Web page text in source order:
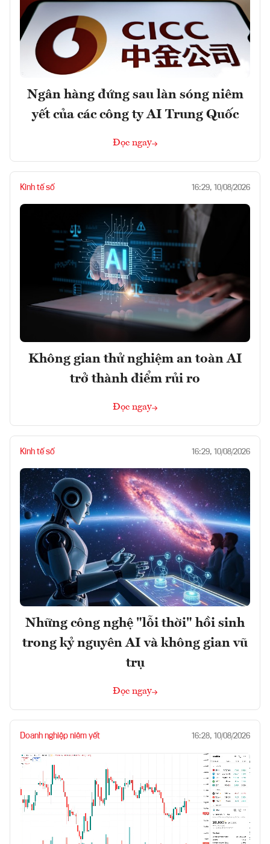
Ngân hàng đứng sau làn sóng niêm
yết của các công ty AI Trung Quốc
Đọc ngay
Kinh tế số 16:29, 10/08/2026
Không gian thử nghiệm an toàn AI
trở thành điểm rủi ro
Đọc ngay
Kinh tế số 16:29, 10/08/2026
Những công nghệ "lỗi thời" hồi sinh
trong kỷ nguyên AI và không gian vũ
trụ
Đọc ngay
Doanh nghiệp niêm yết 16:28, 10/08/2026